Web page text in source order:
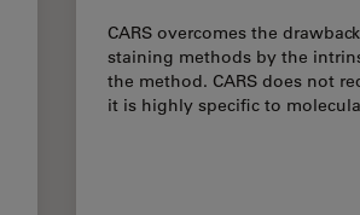
CARS overcomes the
staining methods by the
the method. CARS does not
it is highly specific to